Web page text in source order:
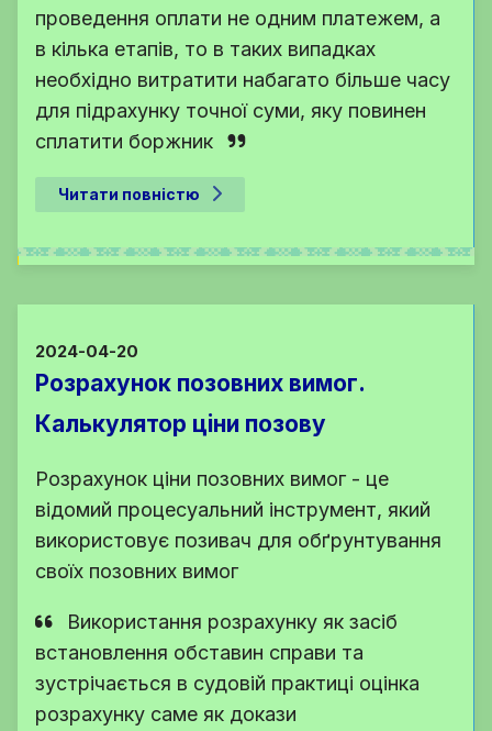
проведення оплати не одним платежем, а
в кілька етапів, то в таких випадках
необхідно витратити набагато більше часу
для підрахунку точної суми, яку повинен
сплатити боржник
Читати повністю
2024-04-20
Розрахунок позовних вимог.
Калькулятор ціни позову
Розрахунок ціни позовних вимог - це
відомий процесуальний інструмент, який
використовує позивач для обґрунтування
своїх позовних вимог
Використання розрахунку як засіб
встановлення обставин справи та
зустрічається в судовій практиці оцінка
розрахунку саме як докази